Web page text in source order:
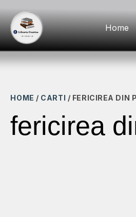
Home
HOME / CARTI / FERICIREA DIN
fericirea